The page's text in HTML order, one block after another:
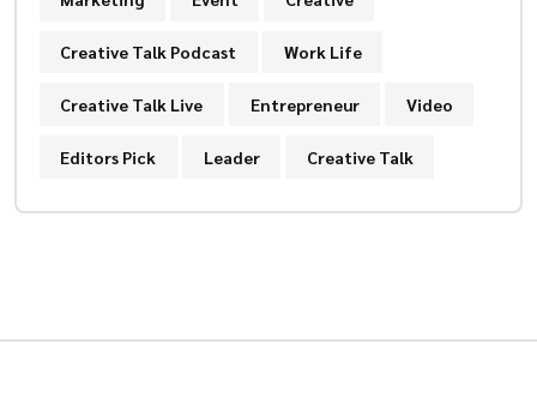
Creative Talk Podcast Work Life
Creative Talk Live Entrepreneur Video
Editors Pick Leader Creative Talk